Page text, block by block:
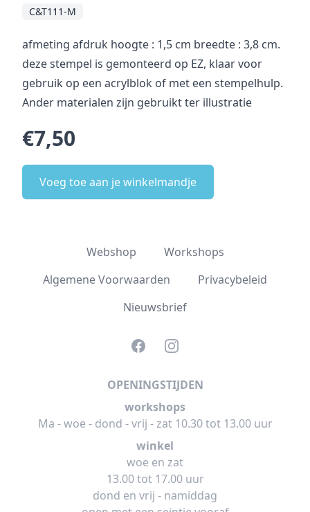
C&T111-M
afmeting afdruk hoogte : 1,5 cm breedte : 3,8 cm.
deze stempel is gemonteerd op EZ, klaar voor
gebruik op een acrylblok of met een stempelhulp.
Ander materialen zijn gebruikt ter illustratie
€7,50
Voeg toe aan je winkelmandje
Webshop
Workshops
Algemene Voorwaarden
Privacybeleid
Nieuwsbrief
FacebookInstagram
OPENINGSTIJDEN
workshops
Ma - woe - dond - vrij - zat 10.30 tot 13.00 uur
winkel
woe en zat
13.00 tot 17.00 uur
dond en vrij - namiddag